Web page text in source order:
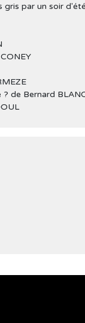
par un soir
de Bernard